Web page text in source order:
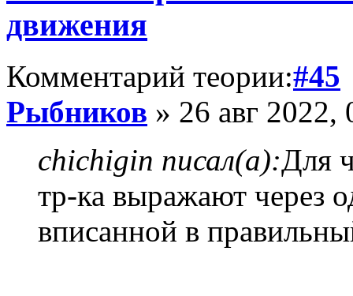
движения
Комментарий теории:#45
Рыбников » 26 авг 2022,
chichigin писал(а):Для
тр-ка выражают через
вписанной в